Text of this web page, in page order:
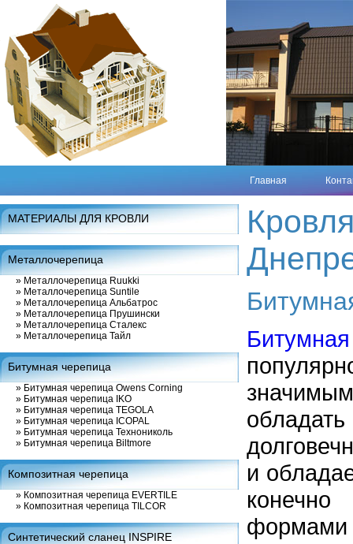
Главная
МАТЕРИАЛЫ ДЛЯ КРОВЛИ
Металлочерепица
» Металлочерепица Ruukki
» Металлочерепица Suntile
» Металлочерепица Альбатрос
» Металлочерепица Прушински
» Металлочерепица Сталекс
» Металлочерепица Тайл
Битумная черепица
» Битумная черепица Owens Corning
» Битумная черепица IKO
» Битумная черепица TEGOLA
» Битумная черепица ICOPAL
» Битумная черепица Технониколь
» Битумная черепица Biltmore
Композитная черепица
» Композитная черепица EVERTILE
» Композитная черепица TILCOR
Синтетический сланец INSPIRE
и
формами